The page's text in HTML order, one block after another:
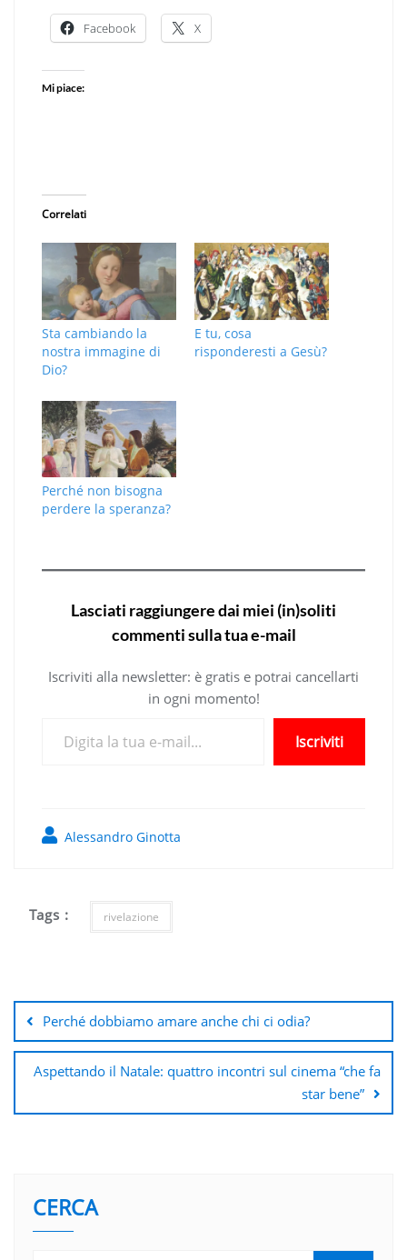
Facebook X
Mi piace:
Correlati
Sta cambiando la
nostra immagine di
Dio?
E tu, cosa
risponderesti a Gesù?
Perché non bisogna
perdere la speranza?
Lasciati raggiungere dai miei (in)soliti
commenti sulla tua e-mail
Iscriviti alla newsletter: è gratis e potrai cancellarti
in ogni momento!
Iscriviti
Alessandro Ginotta
Tags : rivelazione
articoli
Perché dobbiamo amare anche chi ci odia?
Aspettando il Natale: quattro incontri sul cinema “che fa
star bene”
CERCA